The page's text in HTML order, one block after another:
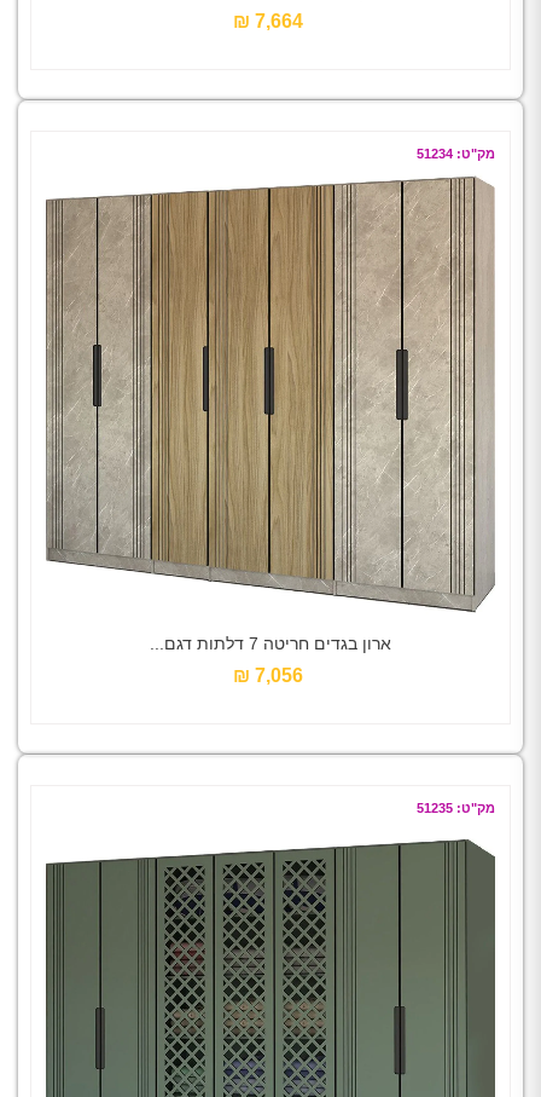
7,664 ₪‎
מק"ט: 51234
ארון בגדים חריטה 7 דלתות דגם...
7,056 ₪‎
מק"ט: 51235